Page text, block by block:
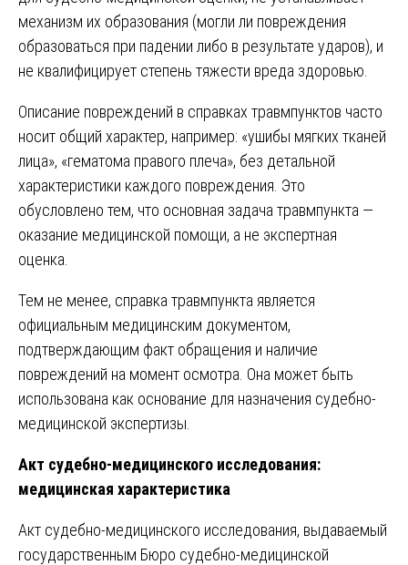
механизм их образования (могли ли повреждения
образоваться при падении либо в результате ударов), и
не квалифицирует степень тяжести вреда здоровью.
Описание повреждений в справках травмпунктов часто
носит общий характер, например: «ушибы мягких тканей
лица», «гематома правого плеча», без детальной
характеристики каждого повреждения. Это
обусловлено тем, что основная задача травмпункта —
оказание медицинской помощи, а не экспертная
оценка.
Тем не менее, справка травмпункта является
официальным медицинским документом,
подтверждающим факт обращения и наличие
повреждений на момент осмотра. Она может быть
использована как основание для назначения судебно-
медицинской экспертизы.
Акт судебно-медицинского исследования:
медицинская характеристика
Акт судебно-медицинского исследования, выдаваемый
государственным Бюро судебно-медицинской